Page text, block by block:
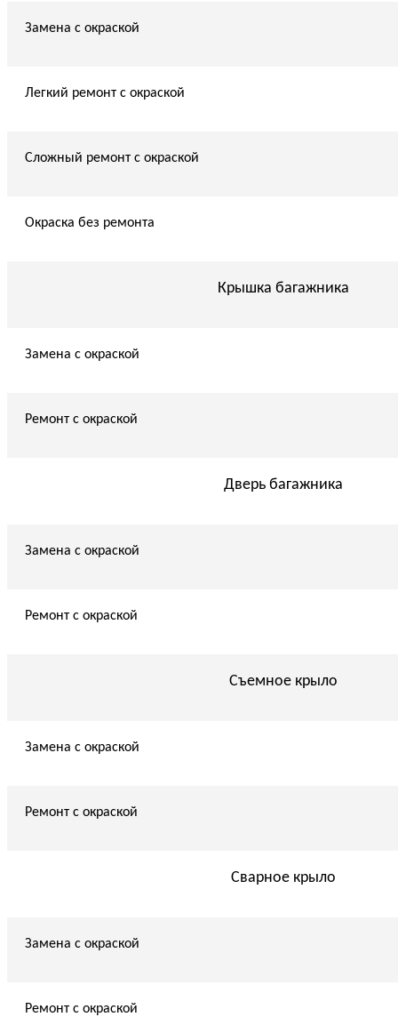
Замена с окраской
Легкий ремонт с окраской
Сложный ремонт с окраской
Окраска без ремонта
Крышка багажника
Замена с окраской
Ремонт с окраской
Дверь багажника
Замена с окраской
Ремонт с окраской
Съемное крыло
Замена с окраской
Ремонт с окраской
Сварное крыло
Замена с окраской
Ремонт с окраской